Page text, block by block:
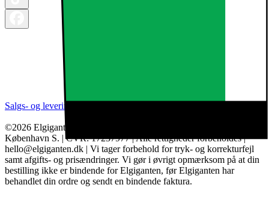
Salgs- og leveringsbetingelser
©2026 Elgiganten A/S | Arne Jacobsens Allé 16, 2. - 2300
København S. | CVR: 17237977 | Alle rettigheder forbeholdes |
hello@elgiganten.dk | Vi tager forbehold for tryk- og korrekturfejl
samt afgifts- og prisændringer. Vi gør i øvrigt opmærksom på at din
bestilling ikke er bindende for Elgiganten, før Elgiganten har
behandlet din ordre og sendt en bindende faktura.